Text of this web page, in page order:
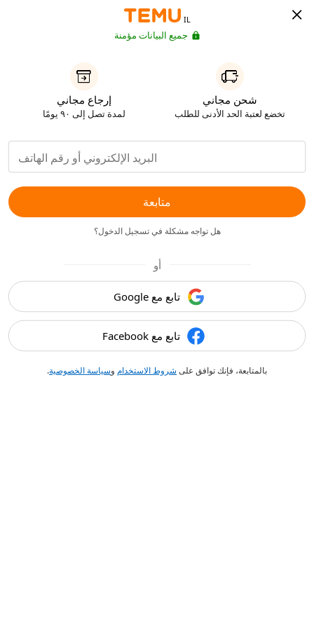
IL
جميع البيانات مؤمنة
شحن مجاني
تخضع لعتبة الحد الأدنى للطلب
إرجاع مجاني
لمدة تصل إلى ٩٠ يومًا
متابعة
هل تواجه مشكلة في تسجيل الدخول؟
أو
تابع مع Google
تابع مع Facebook
بالمتابعة، فإنك توافق على شروط الاستخدام وسياسة الخصوصية.